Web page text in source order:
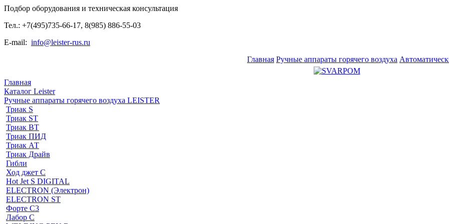
Подбор оборудования и техническая консультация
Тел.: +7(495)735-66-17, 8(985) 886-55-03
E-mail: info@leister-rus.ru
Главная Ручные аппараты горячего воздуха
Главная
Каталог Leister
Ручные аппараты горячего воздуха LEISTER
Триак S
Триак ST
Триак ВТ
Триак ПИД
Триак АТ
Триак Драйв
Гибли
Ход джет С
Hot Jet S DIGITAL
ELECTRON (Электрон)
ELECTRON ST
Форте С3
Лабор С